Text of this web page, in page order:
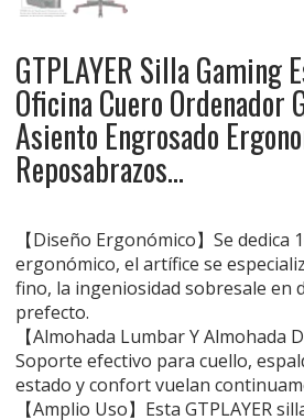
GTPLAYER Silla Gaming
Oficina Cuero Ordenador
Asiento Engrosado
Reposabrazos…
【Diseño Ergonómico】Se dedica
ergonómico, el artífice se
fino, la ingeniosidad sobresale en
prefecto.
【Almohada Lumbar Y Almohada
Soporte efectivo para cuello,
estado y confort vuelan
【Amplio Uso】Esta GTPLAYER